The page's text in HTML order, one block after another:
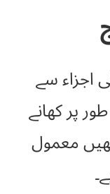
اجزاء سے
پر کھانے
معمول